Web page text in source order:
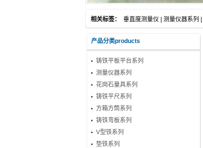
相关标签： 垂直度测量仪 测量仪器系列
产品分类products
铸铁平板平台系列
测量仪器系列
花岗石量具系列
铸铁平尺系列
方箱方筒系列
铸铁弯板系列
V型铁系列
垫铁系列